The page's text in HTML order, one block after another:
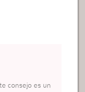
consejo es un